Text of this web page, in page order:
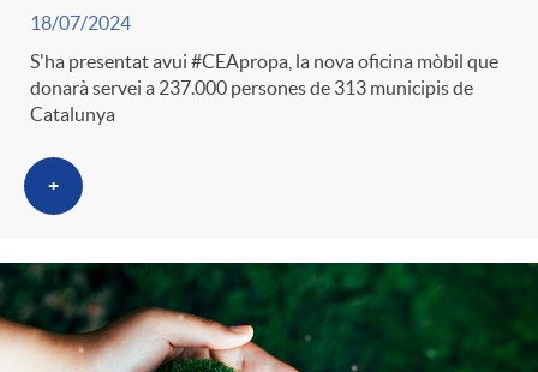
18/07/2024
S'ha presentat avui #CEApropa, la nova oficina mòbil que
donarà servei a 237.000 persones de 313 municipis de
Catalunya
+